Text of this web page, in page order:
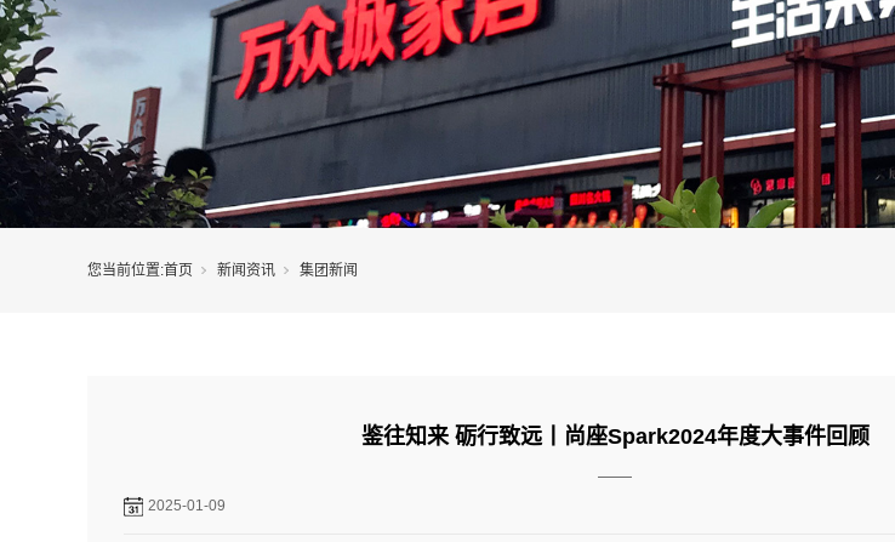
您当前位置:首页 新闻资讯 集团新闻
鉴往知来 砺行致远丨尚座Spark2024年度大事件回顾
——
2025-01-09